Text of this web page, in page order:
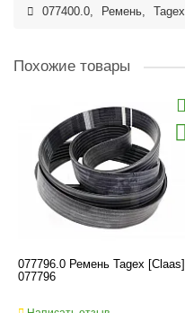
077400.0, Ремень, Tagex
Похожие товары
077796.0 Ремень Tagex [Claas],
077796